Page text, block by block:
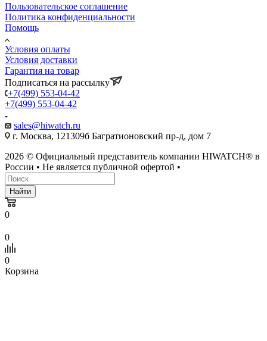
Пользовательское соглашение
Политика конфиденциальности
Помощь
Условия оплаты
Условия доставки
Гарантия на товар
Подписаться на рассылку
+7(499) 553-04-42
+7(499) 553-04-42
sales@hiwatch.ru
г. Москва, 121309б Багратионовский пр-д, дом 7
2026 © Официальный представитель компании HIWATCH® в
России • Не является публичной офертой •
Найти
0
0
0
Корзина